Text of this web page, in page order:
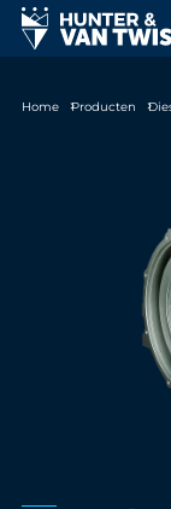
Home Producten